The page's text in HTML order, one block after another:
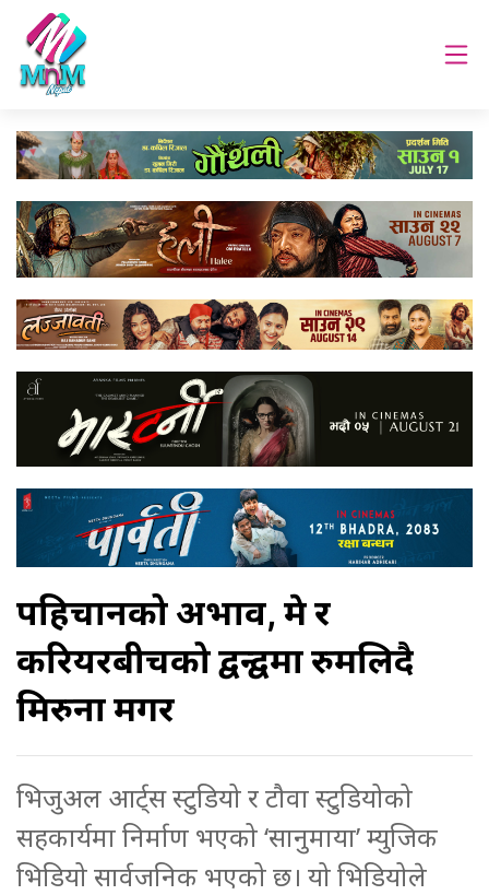
पहिचानको अभाव, प्रेम र
करियरबीचको द्वन्द्वमा रुमलिदै
मिरुना मगर
भिजुअल आर्ट्स स्टुडियो र टौवा स्टुडियोको
सहकार्यमा निर्माण भएको ‘सानुमाया’ म्युजिक
भिडियो सार्वजनिक भएको छ। यो भिडियोले